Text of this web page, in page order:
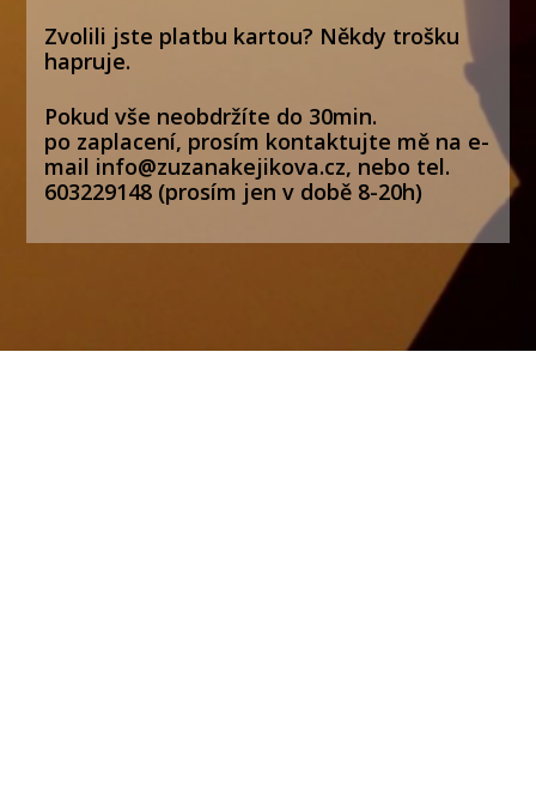
Zvolili jste platbu kartou? Někdy trošku
hapruje.
Pokud vše neobdržíte do 30min.
po zaplacení, prosím kontaktujte mě na e-
mail info@zuzanakejikova.cz, nebo tel.
603229148 (prosím jen v době 8-20h)